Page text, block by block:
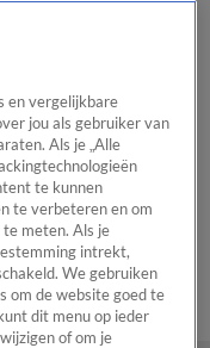
van Hart
Tip de
redactiePanelVideo's
en vergelijkbare
jou als gebruiker van
Als je „Alle
te kunnen
te verbeteren en om
meten. Als je
intrekt,
We gebruiken
om de website goed te
dit menu op ieder
of om je